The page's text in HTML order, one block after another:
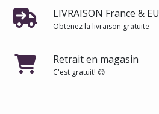
LIVRAISON France & EU
Obtenez la livraison gratuite
Retrait en magasin
C'est gratuit! 😊